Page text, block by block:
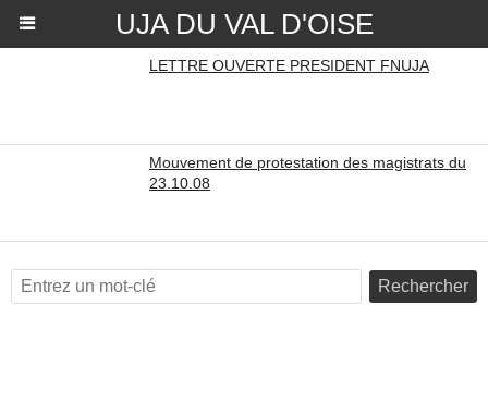
UJA DU VAL D'OISE
LETTRE OUVERTE PRESIDENT FNUJA
Mouvement de protestation des magistrats du
23.10.08
Rechercher